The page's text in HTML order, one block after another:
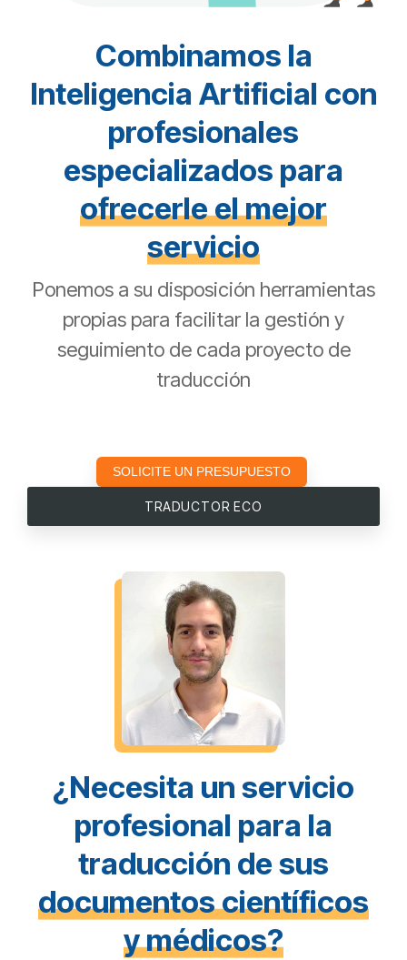
Combinamos la
Inteligencia Artificial con
profesionales
especializados para
ofrecerle el mejor
servicio
Ponemos a su disposición herramientas
propias para facilitar la gestión y
seguimiento de cada proyecto de
traducción
SOLICITE UN PRESUPUESTO
TRADUCTOR ECO
¿Necesita un servicio
profesional para la
traducción de sus
documentos científicos
y médicos?